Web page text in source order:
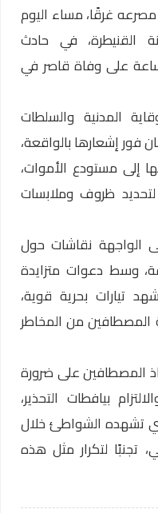
من العمر 26 سنة مصرعه غرقًا، مساء اليوم
القنيطرة، في حادث
يأتي بعد أقل من 24 ساعة على وفاة قاصر في
المدنية والسلطات
فور إشعارها بالواقعة،
إلى مستودع الأموات،
ظروف وملابسات
الواجهة نقاشات حول
وسط دعوات متزايدة
تيارات بحرية قوية،
المصطافين من المخاطر
المصطافين على ضرورة
بيافطات التحذير،
تشهده الشواطئ خلال
تجنبًا لتكرار مثل هذه